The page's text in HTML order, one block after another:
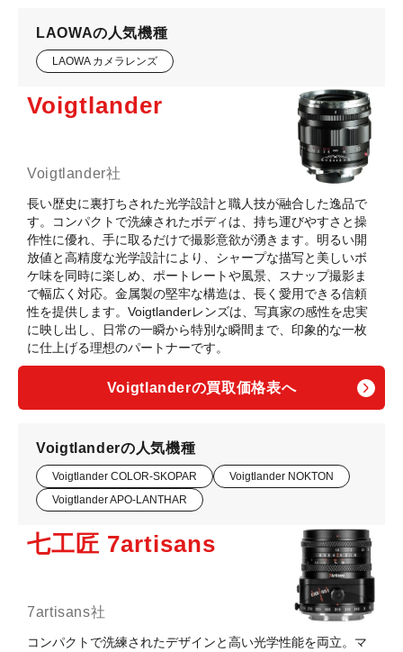
LAOWAの人気機種
LAOWA カメラレンズ
Voigtlander
Voigtlander社
長い歴史に裏打ちされた光学設計と職人技が融合した逸品で
す。コンパクトで洗練されたボディは、持ち運びやすさと操
作性に優れ、手に取るだけで撮影意欲が湧きます。明るい開
放値と高精度な光学設計により、シャープな描写と美しいボ
ケ味を同時に楽しめ、ポートレートや風景、スナップ撮影ま
で幅広く対応。金属製の堅牢な構造は、長く愛用できる信頼
性を提供します。Voigtlanderレンズは、写真家の感性を忠実
に映し出し、日常の一瞬から特別な瞬間まで、印象的な一枚
に仕上げる理想のパートナーです。
Voigtlanderの買取価格表へ
Voigtlanderの人気機種
Voigtlander COLOR-SKOPAR
Voigtlander NOKTON
Voigtlander APO-LANTHAR
七工匠 7artisans
7artisans社
コンパクトで洗練されたデザインと高い光学性能を両立。マ